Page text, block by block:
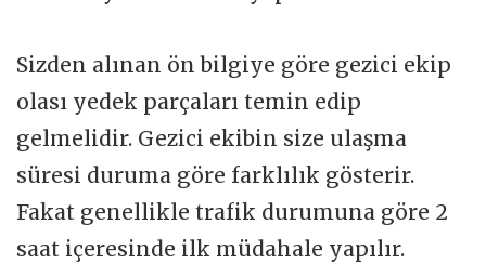
Sizden alınan ön bilgiye göre gezici ekip
olası yedek parçaları temin edip
gelmelidir. Gezici ekibin size ulaşma
süresi duruma göre farklılık gösterir.
Fakat genellikle trafik durumuna göre 2
saat içeresinde ilk müdahale yapılır.